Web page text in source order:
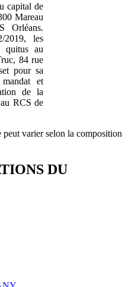
capital de
Mareau
Orléans.
2019, les
quitus au
84 rue
pour sa
et
de la
RCS de
varier selon la composition
DU